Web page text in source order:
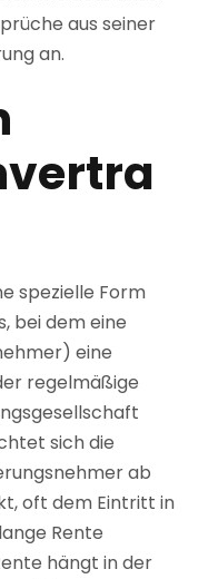
aus seiner
an.
spezielle Form
bei dem eine
eine
regelmäßige
sich die
ab
oft dem Eintritt in
Rente
hängt in der